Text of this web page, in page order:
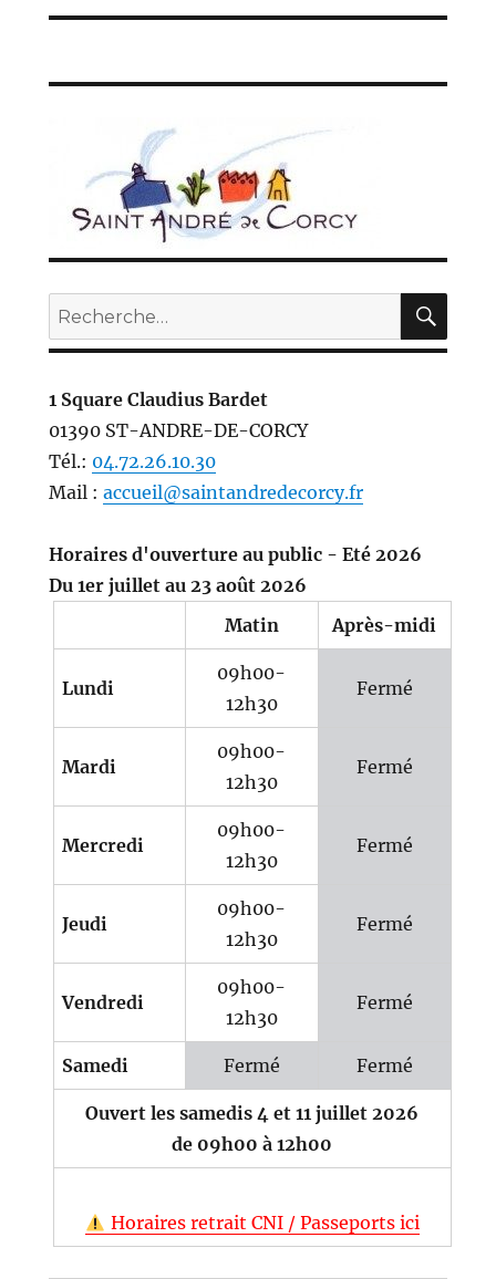
suivante :
Recherche
pour :
1 Square Claudius Bardet
01390 ST-ANDRE-DE-CORCY
Tél.: 04.72.26.10.30
Mail : accueil@saintandredecorcy.fr
Horaires d'ouverture au public - Eté 2026
Du 1er juillet au 23 août 2026
Matin
Après-midi
Lundi
09h00-
12h30
Fermé
Mardi
09h00-
12h30
Fermé
Mercredi
09h00-
12h30
Fermé
Jeudi
09h00-
12h30
Fermé
Vendredi
09h00-
12h30
Fermé
Samedi Fermé Fermé
Ouvert les samedis 4 et 11 juillet 2026
de 09h00 à 12h00
Horaires retrait CNI / Passeports ici